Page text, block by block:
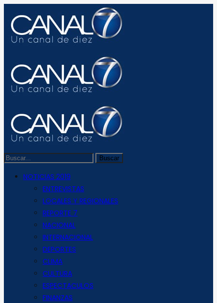
NOTICIAS 2019
ENTREVISTAS
LOCALES Y REGIONALES
REPORTE 7
NACIONAL
INTERNACIONAL
DEPORTES
CLIMA
CULTURA
ESPECTACULOS
FINANZAS